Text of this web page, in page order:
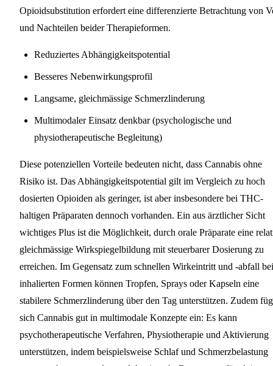
Opioidsubstitution erfordert eine differenzierte Betrachtung von
und Nachteilen beider Therapieformen.
Reduziertes Abhängigkeitspotential
Besseres Nebenwirkungsprofil
Langsame, gleichmässige Schmerzlinderung
Multimodaler Einsatz denkbar (psychologische und
physiotherapeutische Begleitung)
Diese potenziellen Vorteile bedeuten nicht, dass Cannabis ohne
Risiko ist. Das Abhängigkeitspotential gilt im Vergleich zu hoch
dosierten Opioiden als geringer, ist aber insbesondere bei THC-
haltigen Präparaten dennoch vorhanden. Ein aus ärztlicher Sicht
wichtiges Plus ist die Möglichkeit, durch orale Präparate eine
gleichmässige Wirkspiegelbildung mit steuerbarer Dosierung zu
erreichen. Im Gegensatz zum schnellen Wirkeintritt und -abfall bei
inhalierten Formen können Tropfen, Sprays oder Kapseln eine
stabilere Schmerzlinderung über den Tag unterstützen. Zudem
sich Cannabis gut in multimodale Konzepte ein: Es kann
psychotherapeutische Verfahren, Physiotherapie und Aktivierung
unterstützen, indem beispielsweise Schlaf und Schmerzbelastung